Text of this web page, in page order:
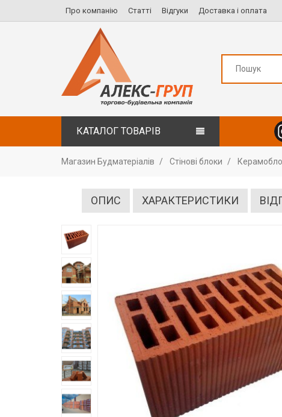
Про компанію Статті Відгуки Доставка і оплата
КАТАЛОГ ТОВАРІВ
Магазин Будматеріалів Стінові блоки
ОПИС ХАРАКТЕРИСТИКИ